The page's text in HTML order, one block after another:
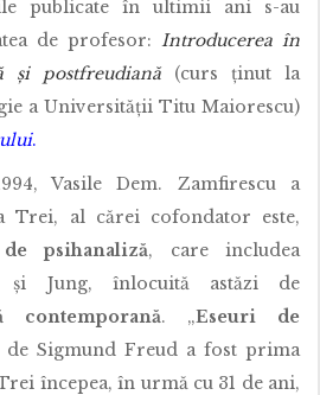
publicate în ultimii ani s­-au
de profesor:
Introducerea în
și postfreudiană
(curs ținut la
a Universității Titu Maiorescu)
.
Vasile Dem. Zamfirescu a
Trei, al cărei cofondator este,
psihanaliză, care includea
Jung, înlocuită astăzi de
contemporană. „Eseuri de
de Sigmund Freud a fost prima
începea, în urmă cu 31 de ani,